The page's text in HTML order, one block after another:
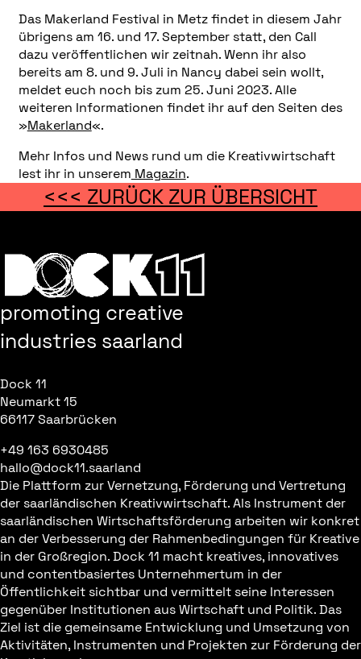
Das Makerland Festival in Metz findet in diesem Jahr
übrigens am 16. und 17. September statt, den Call
dazu veröffentlichen wir zeitnah. Wenn ihr also
bereits am 8. und 9. Juli in Nancy dabei sein wollt,
meldet euch noch bis zum 25. Juni 2023. Alle
weiteren Informationen findet ihr auf den Seiten des
»Makerland«.
Mehr Infos und News rund um die Kreativwirtschaft
lest ihr in unserem Magazin.
<<< ZURÜCK ZUR ÜBERSICHT
promoting creative
industries saarland
Dock 11
Neumarkt 15
66117 Saarbrücken
+49 163 6930485
hallo@dock11.saarland
Die Plattform zur Vernetzung, Förderung und Vertretung
der saarländischen Kreativwirtschaft. Als Instrument der
saarländischen Wirtschaftsförderung arbeiten wir konkret
an der Verbesserung der Rahmenbedingungen für Kreative
in der Großregion. Dock 11 macht kreatives, innovatives
und contentbasiertes Unternehmertum in der
Öffentlichkeit sichtbar und vermittelt seine Interessen
gegenüber Institutionen aus Wirtschaft und Politik. Das
Ziel ist die gemeinsame Entwicklung und Umsetzung von
Aktivitäten, Instrumenten und Projekten zur Förderung der